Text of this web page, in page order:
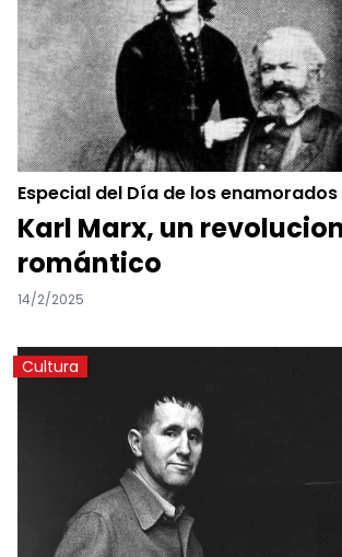
Especial del Día de los enamorados
Karl Marx, un
romántico
14/2/2025
Cultura